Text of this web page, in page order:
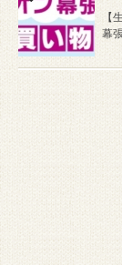
【
幕